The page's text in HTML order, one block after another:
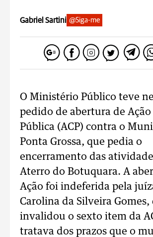
Gabriel Sartini @Siga-me
O Ministério Público teve
pedido de abertura de
Pública (ACP) contra o
Ponta Grossa, que pedia o
encerramento das
Aterro do Botuquara. A
Ação foi indeferida pela
Carolina da Silveira Gomes,
invalidou o sexto item da
tratava dos prazos que o